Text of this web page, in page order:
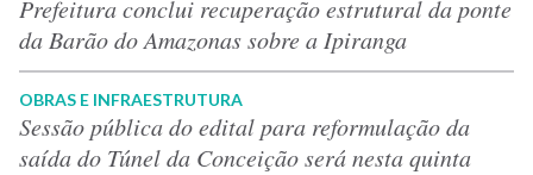
Prefeitura conclui recuperação estrutural da ponte
da Barão do Amazonas sobre a Ipiranga
OBRAS E INFRAESTRUTURA
Sessão pública do edital para reformulação da
saída do Túnel da Conceição será nesta quinta